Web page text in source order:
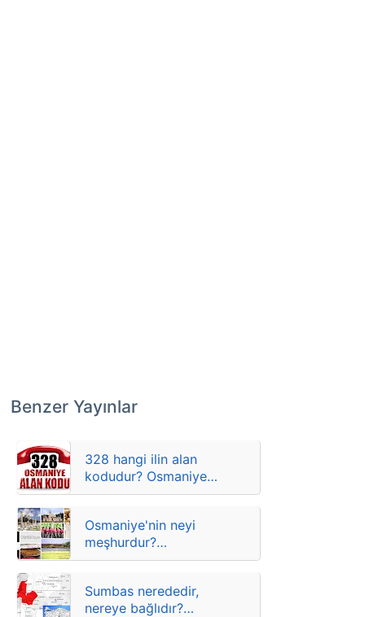
Benzer Yayınlar
328 hangi ilin alan
kodudur? Osmaniye
ilçelere göre telefon
Osmaniye'nin neyi
meşhurdur?
Osmaniye'nin meşhur
Sumbas nerededir,
nereye bağlıdır?